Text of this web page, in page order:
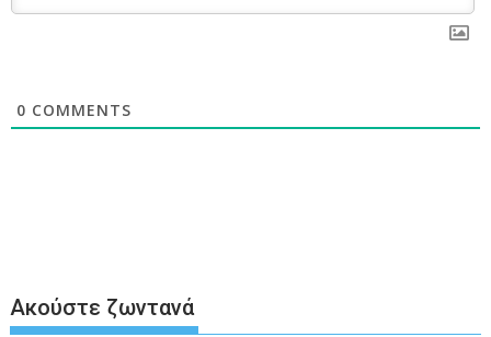
0 COMMENTS
Ακούστε ζωντανά